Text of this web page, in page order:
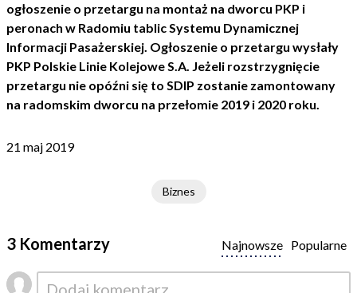
ogłoszenie o przetargu na montaż na dworcu PKP i
peronach w Radomiu tablic Systemu Dynamicznej
Informacji Pasażerskiej. Ogłoszenie o przetargu wysłały
PKP Polskie Linie Kolejowe S.A. Jeżeli rozstrzygnięcie
przetargu nie opóźni się to SDIP zostanie zamontowany
na radomskim dworcu na przełomie 2019 i 2020 roku.
21 maj 2019
Biznes
3 Komentarzy Popularne
Najnowsze